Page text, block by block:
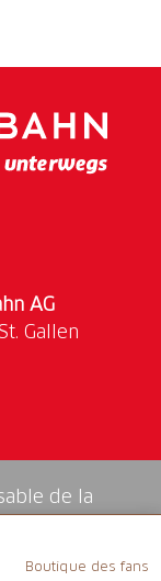
Boutique des fans
AG
de la